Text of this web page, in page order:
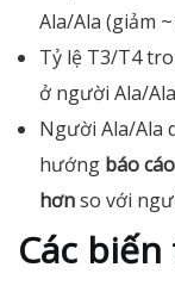
Ala/Ala (giảm
Tỷ lệ T3/T4
ở người Ala/
Người Ala/Ala
hướng báo
hơnso với
Các